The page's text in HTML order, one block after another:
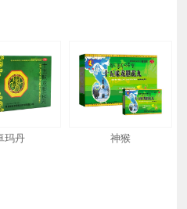
玛丹 神猴